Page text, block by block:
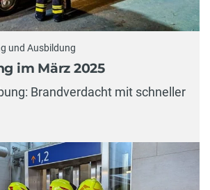
und Ausbildung
im März 2025
Brandverdacht mit schneller